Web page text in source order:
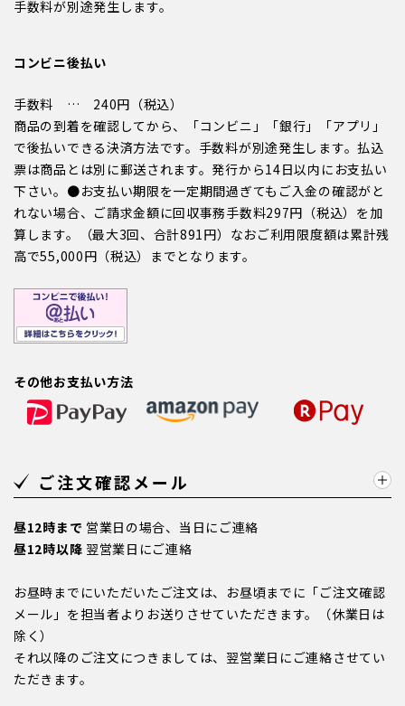
手数料が別途発生します。
コンビニ後払い
手数料 … 240円（税込）
商品の到着を確認してから、「コンビニ」「銀行」「アプリ」
で後払いできる決済方法です。手数料が別途発生します。払込
票は商品とは別に郵送されます。発行から14日以内にお支払い
下さい。●お支払い期限を一定期間過ぎてもご入金の確認がと
れない場合、ご請求金額に回収事務手数料297円（税込）を加
算します。（最大3回、合計891円）なおご利用限度額は累計残
高で55,000円（税込）までとなります。
その他お支払い方法
ご注文確認メール
昼12時まで 営業日の場合、当日にご連絡
昼12時以降 翌営業日にご連絡
お昼時までにいただいたご注文は、お昼頃までに「ご注文確認
メール」を担当者よりお送りさせていただきます。（休業日は
除く）
それ以降のご注文につきましては、翌営業日にご連絡させてい
ただきます。